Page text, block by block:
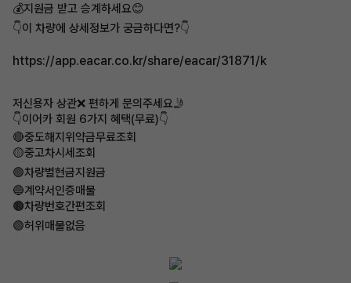
💰지원금 받고 승계하세요😊
👇이 차량에 상세정보가 궁금하다면?👇
https://app.eacar.co.kr/share/eacar/31871/k
저신용자 상관❌ 편하게 문의주세요🤳
👇이어카 회원 6가지 혜택(무료)👇
🔴중도해지위약금무료조회
​🟡중고차시세조회
🟢차량별현금지원금
​🔵계약서인증매물
🟤차량번호간편조회
🟣허위매물없음